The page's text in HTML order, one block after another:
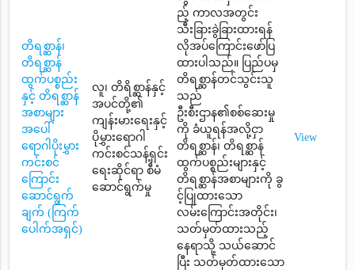
တိရစ္ဆာန်၊
တိရစ္ဆာန်
ထွက်ပစ္စည်း
နှင့် တိရစ္ဆာန်
အစာများ
အပေါ်
ရောဂါပိုးမွှား
ကင်းစင်
ကြောင်း
ဆောင်ရွက်
ချက် (ကြက်
ပေါက်အရှင်)
လူ၊ တိရိစ္ဆာန်နှင့်
အပင်တို့၏
ကျန်းမားရေးနှင့်
ပိုမွှားရောဂါ
ကင်းစင်သန့်ရှင်း
ရေးဆိုင်ရာ စီမံ
ဆောင်ရွက်မှု
ည့် ကာလအတွင်း
သီးခြားခွဲခြားထားရန်
လိုအပ်ကြောင်းဖော်ပြ
ထားပါသည်။ ပြည်ပမှ
တိရစ္ဆာန်တင်သွင်းသူ
သည်
ဦးစီးဌာန၏စစ်ဆေးမှု
ကို ခံယူရန်အလို့ငှာ
တိရစ္ဆာန်၊ တိရစ္ဆာန်
ထွက်ပစ္စည်းများနှင့်
တိရစ္ဆာန်အစာများကို ခွ
င့်ပြုထားသော
လမ်းကြောင်းအတိုင်း၊
သတ်မှတ်ထားသည့်
နေရာသို့ သယ်ဆောင်
ပြီး သတ်မှတ်ထားသော
View